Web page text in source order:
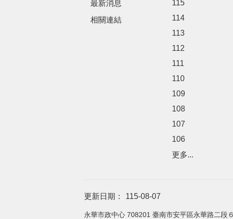
最新消息
相關連結
115
114
113
112
111
110
109
108
107
106
更多...
更新日期： 115-08-07
永華市政中心 708201 臺南市安平區永華路二段